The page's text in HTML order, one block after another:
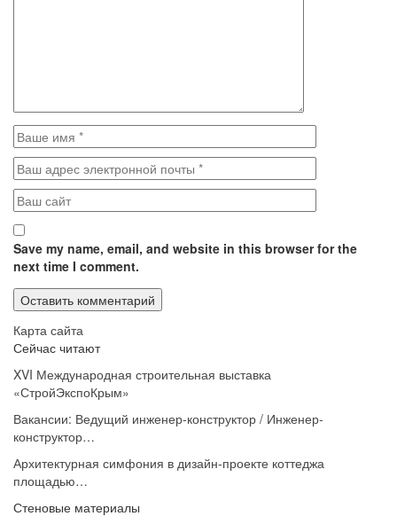
Save my name, email, and website in this browser for the
next time I comment.
Карта сайта
Сейчас читают
XVI Международная строительная выставка
«СтройЭкспоКрым»
Вакансии: Ведущий инженер-конструктор / Инженер-
конструктор…
Архитектурная симфония в дизайн-проекте коттеджа
площадью…
Стеновые материалы